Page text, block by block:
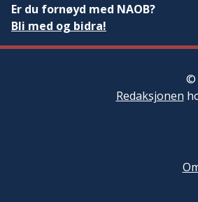
Er du fornøyd med NAOB?
Bli med og bidra!
©
Redaksjonen